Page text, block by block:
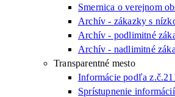
Smernica o verejnom
Archív - zákazky s
Archív - podlimitné
Archív - nadlimitné
Transparentné mesto
Informácie podľa
Sprístupnenie